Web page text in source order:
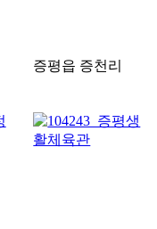
증평읍 증천리